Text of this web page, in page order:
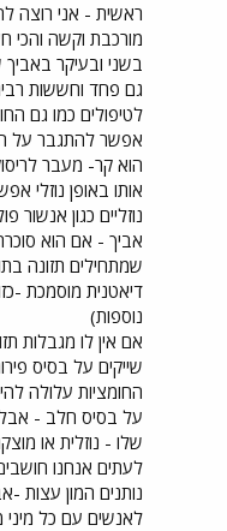
ראשית - אני רוצה
מורכבת וקשה והכי
בשני ובעיקר
גם פחד וחששות
לטיפולים כמו גם
אפשר להתגבר על
הוא קר- מעבר
אותו באופן נוזלי
נוזליים כגון אנשור
אביך - אם הוא
שמתחילים תזונה
דיאטנית מוסמכת -
נוספות)
אם אין לו מגבלות
שייקים על בסיס
החומציות עלולה
על בסיס חלב - אבל
שלו - נוזלית או
לעתים אנחנו
נותנים המון עצות -
לאנשים עם כל מיני